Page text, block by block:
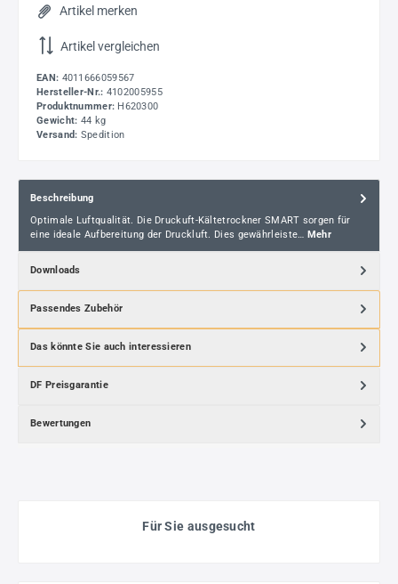
Artikel merken
Artikel vergleichen
EAN: 4011666059567
Hersteller-Nr.: 4102005955
Produktnummer: H620300
Gewicht: 44 kg
Versand: Spedition
Beschreibung
Optimale Luftqualität. Die Druckuft-Kältetrockner SMART sorgen für
eine ideale Aufbereitung der Druckluft. Dies gewährleiste… Mehr
Downloads
Passendes Zubehör
Das könnte Sie auch interessieren
DF Preisgarantie
Bewertungen
Für Sie ausgesucht